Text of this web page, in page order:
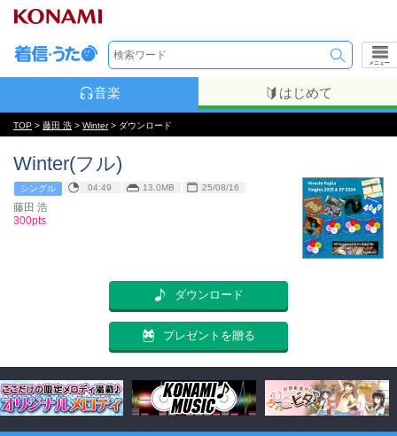
メニュー
音楽 はじめて
TOP > 藤田 浩 > Winter> ダウンロード
Winter(フル)
シングル 04:49 13.0MB 25/08/16
藤田 浩
300pts
ダウンロード
プレゼントを贈る